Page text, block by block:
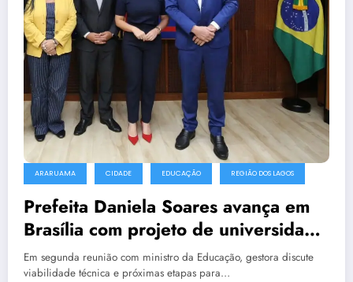
ARARUAMA CIDADE EDUCAÇÃO REGIÃO DOS LAGOS
Prefeita Daniela Soares avança em
Brasília com projeto de universidade
federal em Araruama
Em segunda reunião com ministro da Educação, gestora discute
viabilidade técnica e próximas etapas para…